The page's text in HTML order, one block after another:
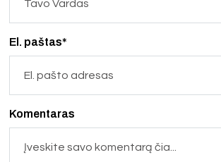
El. paštas*
Komentaras